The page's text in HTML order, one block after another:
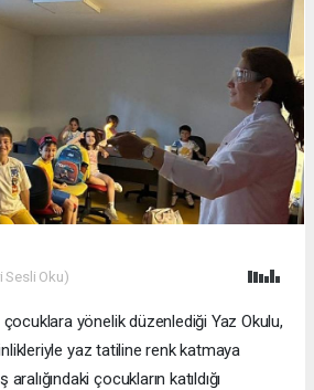
Sesli Oku)
yönelik düzenlediği Yaz Okulu,
yaz tatiline renk katmaya
çocukların katıldığı